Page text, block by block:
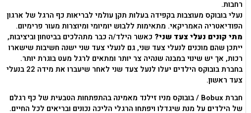
רחבות.
נעלי בובוקס מעוצבות בקפידה בעלות תקן עולמי לבריאות כף הרגל של ארגון
הפודיאטריה האמריקאי. מתאימות ללבוש יומיומי ומיוצרות מעור פרימיום.
מתי קונים נעלי צעד שני? כאשר הילד/ה כבר מתהלכים בביטחון וביציבות,
ייתכן שהם מוכנים לנעלי צעד שני, גם לנעלי צעד שני ישנה חשיבות שישארו
רכות, אך יש שינוי במבנה שנהיה צר יותר ומתאים לרגל מעט בוגרת יותר.
בחברת בובוקס הילדים יעלו לנעל צעד שני לאחר שיעברו את מידה 22 בנעלי
צעד ראשון.
חברת Bobux / בובוקס מניו זילנד מאמינה בהתפתחות הטבעית של כף רגלם
של הילדים על מנת שיגדלו ויפתחו הרגלי הליכה נכונים ובריאים לכל החיים.